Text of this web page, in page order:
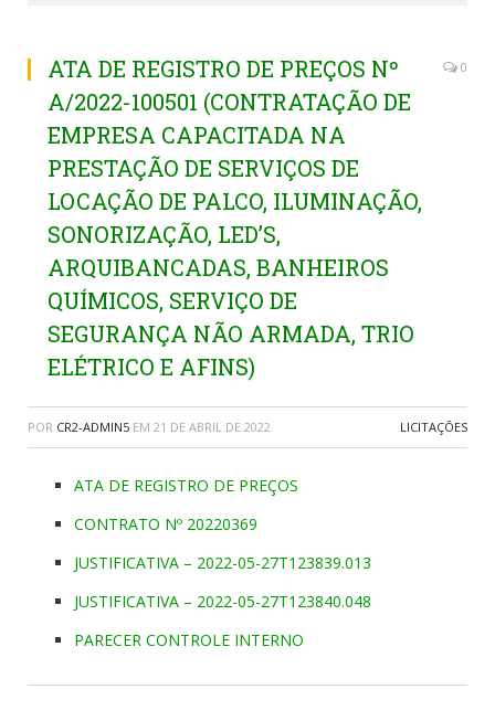
ATA DE REGISTRO DE PREÇOS Nº
A/2022-100501 (CONTRATAÇÃO DE
EMPRESA CAPACITADA NA
PRESTAÇÃO DE SERVIÇOS DE
LOCAÇÃO DE PALCO, ILUMINAÇÃO,
SONORIZAÇÃO, LED’S,
ARQUIBANCADAS, BANHEIROS
QUÍMICOS, SERVIÇO DE
SEGURANÇA NÃO ARMADA, TRIO
ELÉTRICO E AFINS)
0
POR CR2-ADMIN5 EM 21 DE ABRIL DE 2022 LICITAÇÕES
ATA DE REGISTRO DE PREÇOS
CONTRATO Nº 20220369
JUSTIFICATIVA – 2022-05-27T123839.013
JUSTIFICATIVA – 2022-05-27T123840.048
PARECER CONTROLE INTERNO